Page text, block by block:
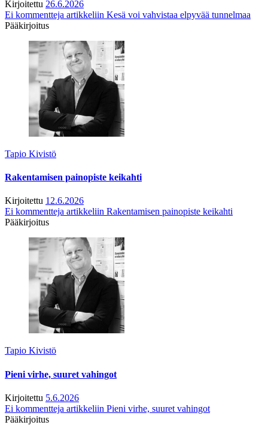
Kirjoitettu 26.6.2026
Ei kommentteja artikkeliin Kesä voi vahvistaa elpyvää tunnelmaa
Pääkirjoitus
Tapio Kivistö
Rakentamisen painopiste keikahti
Kirjoitettu 12.6.2026
Ei kommentteja artikkeliin Rakentamisen painopiste keikahti
Pääkirjoitus
Tapio Kivistö
Pieni virhe, suuret vahingot
Kirjoitettu 5.6.2026
Ei kommentteja artikkeliin Pieni virhe, suuret vahingot
Pääkirjoitus